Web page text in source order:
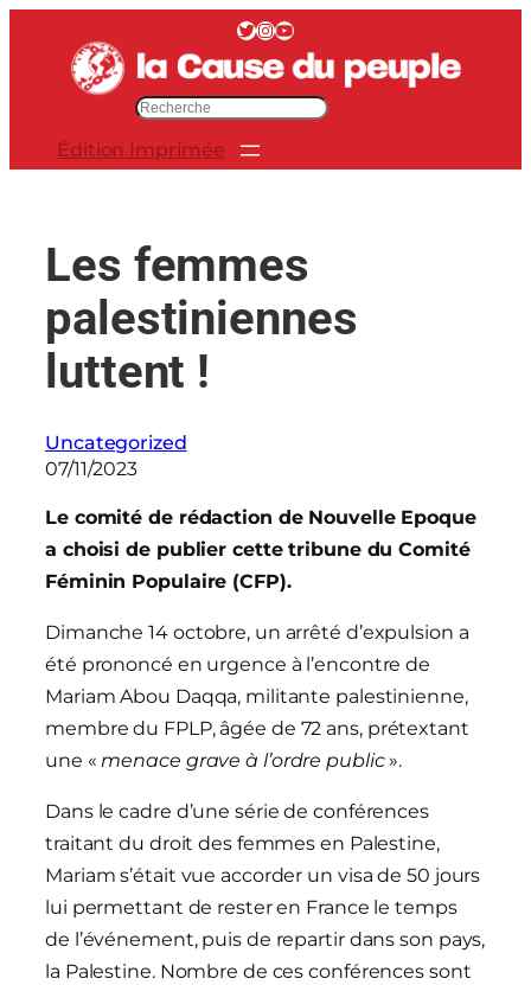
contenu
Twitter InstagramYouTube
e
r
Édition Imprimée
Les femmes
palestiniennes
luttent !
Uncategorized
07/11/2023
Le comité de rédaction de Nouvelle Epoque
a choisi de publier cette tribune du Comité
Féminin Populaire (CFP).
Dimanche 14 octobre, un arrêté d’expulsion a
été prononcé en urgence à l’encontre de
Mariam Abou Daqqa, militante palestinienne,
membre du FPLP, âgée de 72 ans, prétextant
une «menace grave à l’ordre public».
Dans le cadre d’une série de conférences
traitant du droit des femmes en Palestine,
Mariam s’était vue accorder un visa de 50 jours
lui permettant de rester en France le temps
de l’événement, puis de repartir dans son pays,
la Palestine. Nombre de ces conférences sont